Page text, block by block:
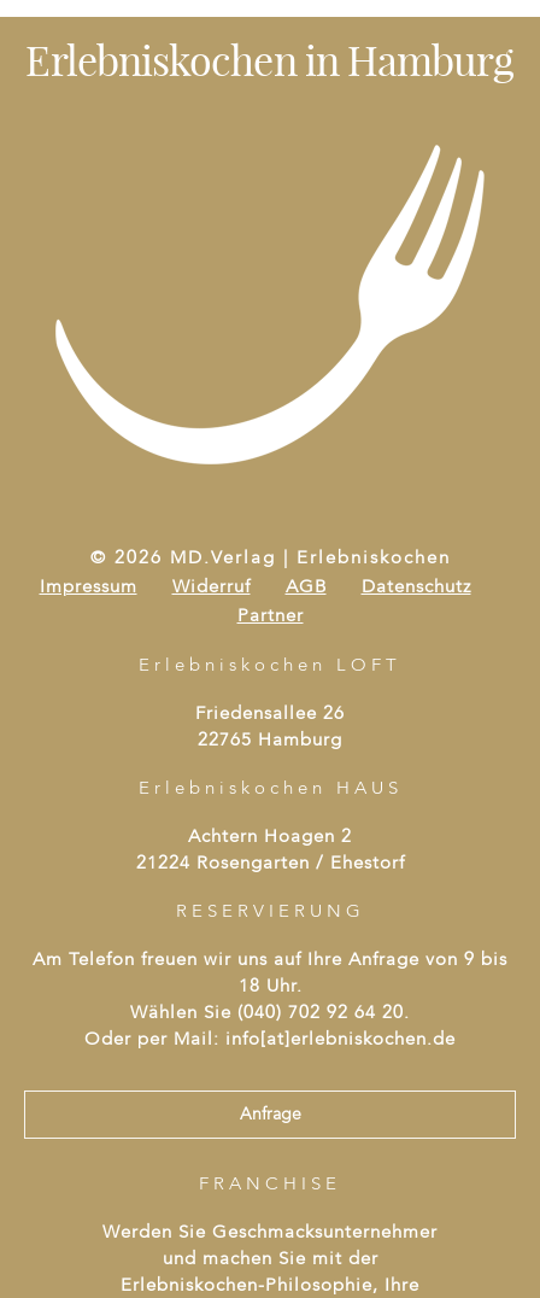
Erlebniskochenin Hamburg
© 2026 MD.Verlag | Erlebniskochen
Impressum
Widerruf AGB
Datenschutz
Partner
Erlebniskochen LOFT
Friedensallee 26
22765 Hamburg
Erlebniskochen HAUS
Achtern Hoagen 2
21224 Rosengarten / Ehestorf
RESERVIERUNG
Am Telefon freuen wir uns auf Ihre Anfrage von 9 bis
18 Uhr.
Wählen Sie (040) 702 92 64 20.
Oder per Mail: info[at]erlebniskochen.de
Anfrage
FRANCHISE
Werden Sie Geschmacksunternehmer
und machen Sie mit der
Erlebniskochen-Philosophie, Ihre